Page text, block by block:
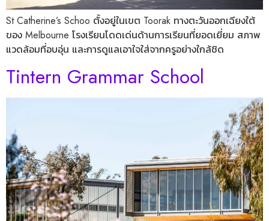
St Catherine’s Schoo ตั้งอยู่ในเขต Toorak ทางตะวันออกเฉียงใต้
ของ Melbourne โรงเรียนโดดเด่นด้านการเรียนที่ยอดเยี่ยม สภาพ
แวดล้อมที่อบอุ่น และการดูแลเอาใจใส่จากครูอย่างใกล้ชิด
Tintern Grammar School